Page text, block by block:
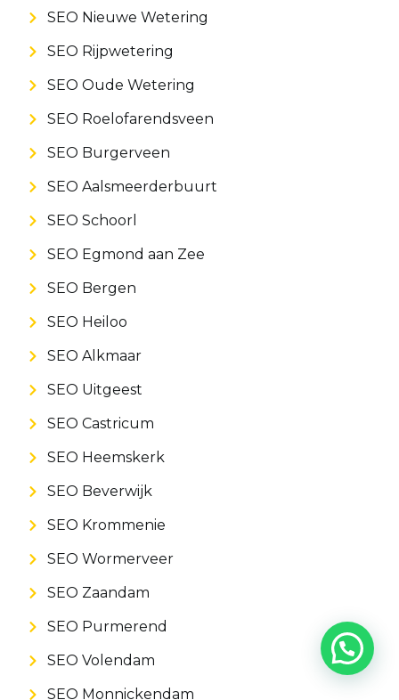
SEO Nieuwe Wetering
SEO Rijpwetering
SEO Oude Wetering
SEO Roelofarendsveen
SEO Burgerveen
SEO Aalsmeerderbuurt
SEO Schoorl
SEO Egmond aan Zee
SEO Bergen
SEO Heiloo
SEO Alkmaar
SEO Uitgeest
SEO Castricum
SEO Heemskerk
SEO Beverwijk
SEO Krommenie
SEO Wormerveer
SEO Zaandam
SEO Purmerend
SEO Volendam
SEO Monnickendam